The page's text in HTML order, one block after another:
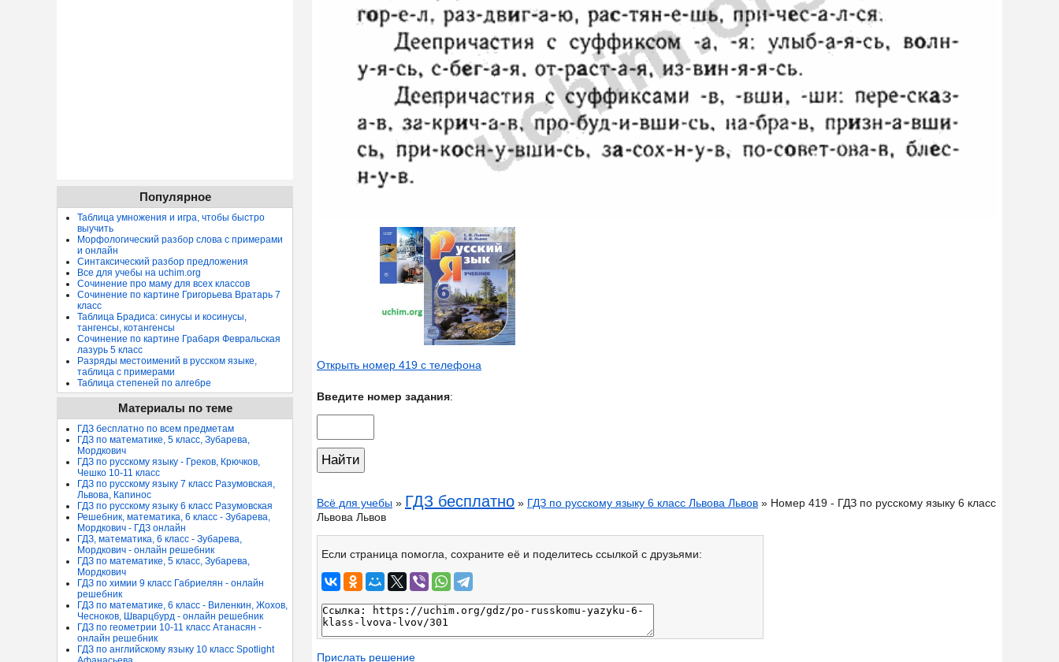
Открыть номер 419 с телефона
Введите номер задания:
Всё для учебы » ГДЗ бесплатно » ГДЗ по русскому языку 6 класс Львова Львов » Номер 419 - ГДЗ по русскому языку 6 класс
Львова Львов
Если страница помогла, сохраните её и поделитесь ссылкой с друзьями:
Прислать решение
Популярное
Таблица умножения и игра, чтобы быстро
выучить
Морфологический разбор слова с примерами
и онлайн
Синтаксический разбор предложения
Все для учебы на uchim.org
Сочинение про маму для всех классов
Сочинение по картине Григорьева Вратарь 7
класс
Таблица Брадиса: синусы и косинусы,
тангенсы, котангенсы
Сочинение по картине Грабаря Февральская
лазурь 5 класс
Разряды местоимений в русском языке,
таблица с примерами
Таблица степеней по алгебре
Материалы по теме
ГДЗ бесплатно по всем предметам
ГДЗ по математике, 5 класс, Зубарева,
Мордкович
ГДЗ по русскому языку - Греков, Крючков,
Чешко 10-11 класс
ГДЗ по русскому языку 7 класс Разумовская,
Львова, Капинос
ГДЗ по русскому языку 6 класс Разумовская
Решебник, математика, 6 класс - Зубарева,
Мордкович - ГДЗ онлайн
ГДЗ, математика, 6 класс - Зубарева,
Мордкович - онлайн решебник
ГДЗ по математике, 5 класс, Зубарева,
Мордкович
ГДЗ по химии 9 класс Габриелян - онлайн
решебник
ГДЗ по математике, 6 класс - Виленкин, Жохов,
Чесноков, Шварцбурд - онлайн решебник
ГДЗ по геометрии 10-11 класс Атанасян -
онлайн решебник
ГДЗ по английскому языку 10 класс Spotlight